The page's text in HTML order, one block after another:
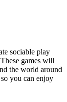
sociable play
games will
the world around
you can enjoy